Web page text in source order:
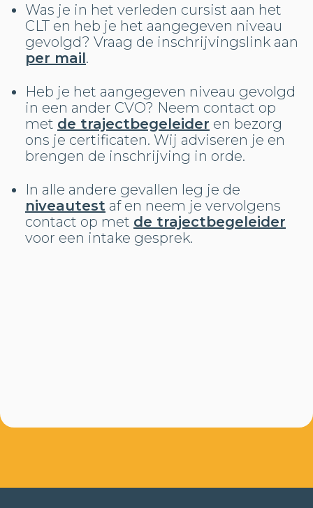
Was je in het verleden cursist aan het
CLT en heb je het aangegeven niveau
gevolgd? Vraag de inschrijvingslink aan
per mail.
Heb je het aangegeven niveau gevolgd
in een ander CVO? Neem contact op
met de trajectbegeleider en bezorg
ons je certificaten. Wij adviseren je en
brengen de inschrijving in orde.
In alle andere gevallen leg je de
niveautest af en neem je vervolgens
contact op met de trajectbegeleider
voor een intake gesprek.